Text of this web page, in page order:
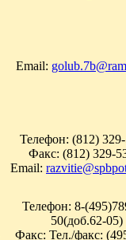
Email:
Телефон: (812)
Факс: (812) 329-
Email:
Телефон: 8-
50(доб.62-05)
Факс: Тел./факс: